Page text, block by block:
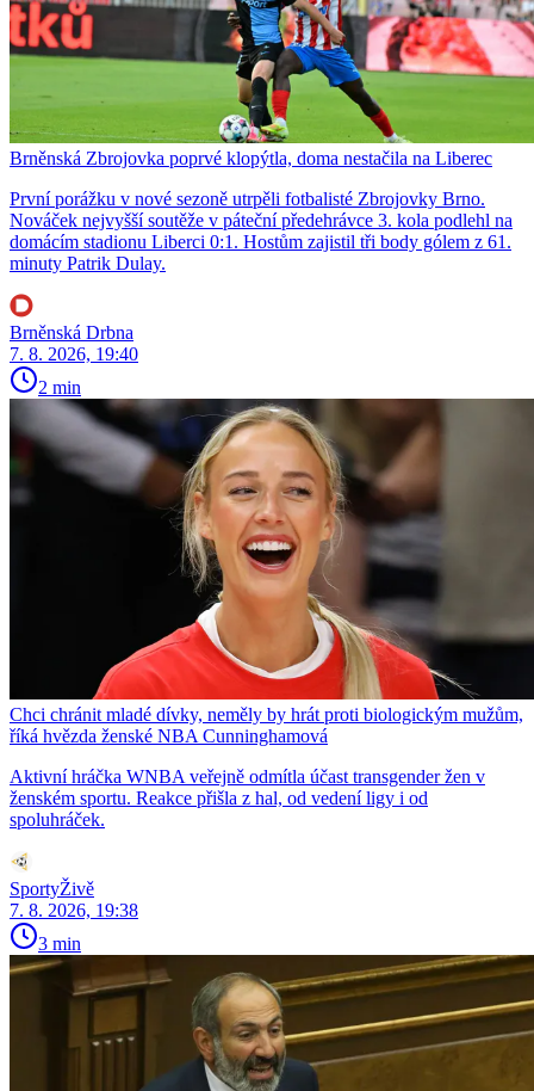
Brněnská Zbrojovka poprvé klopýtla, doma nestačila na Liberec
První porážku v nové sezoně utrpěli fotbalisté Zbrojovky Brno.
Nováček nejvyšší soutěže v páteční předehrávce 3. kola podlehl na
domácím stadionu Liberci 0:1. Hostům zajistil tři body gólem z 61.
minuty Patrik Dulay.
Brněnská Drbna
7. 8. 2026, 19:40
2 min
Chci chránit mladé dívky, neměly by hrát proti biologickým mužům,
říká hvězda ženské NBA Cunninghamová
Aktivní hráčka WNBA veřejně odmítla účast transgender žen v
ženském sportu. Reakce přišla z hal, od vedení ligy i od
spoluhráček.
SportyŽivě
7. 8. 2026, 19:38
3 min